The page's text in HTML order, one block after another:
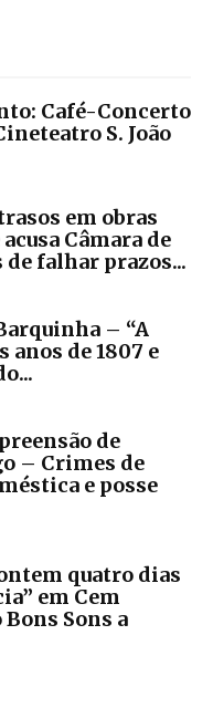
Café-Concerto
S. João
em obras
Câmara de
de falhar prazos...
– “A
anos de 1807 e
de
– Crimes de
e posse
quatro dias
em Cem
Sons a